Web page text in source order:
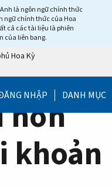
là ngôn ngữ chính thức
ngữ chính thức của Hoa
cả các tài liệu là phiên
của liên bang.
Hoa Kỳ
NHẬP DANH MỤC
hơn
khoản